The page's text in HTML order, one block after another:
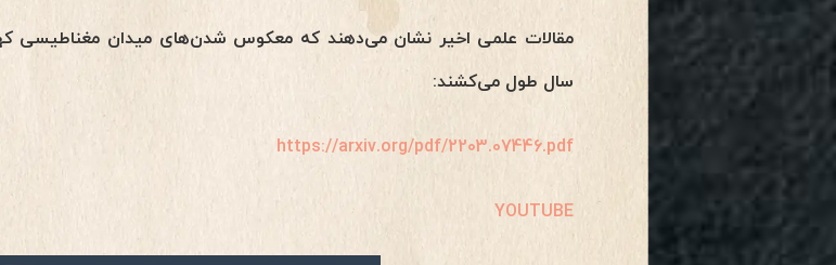
مقالات علمی اخیر نشان می‌دهند که معکوس‌ شدن‌های میدان مغناطیسی
سال طول می‌کشند:
https://arxiv.org/pdf/2203.07446.pdf
YOUTUBE